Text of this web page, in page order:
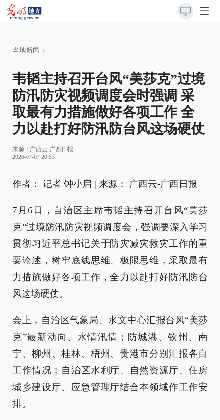
当地新闻 >
韦韬主持召开台风“美莎克”过境
防汛防灾视频调度会时强调 采
取最有力措施做好各项工作 全
力以赴打好防汛防台风这场硬仗
来源： 广西云-广西日报
2026-07-07 20:53
作者： 记者 钟小启 | 来源： 广西云-广西日报
7月6日，自治区主席韦韬主持召开台风“美莎
克”过境防汛防灾视频调度会，强调要深入学习
贯彻习近平总书记关于防灾减灾救灾工作的重
要论述，树牢底线思维、极限思维，采取最有
力措施做好各项工作，全力以赴打好防汛防台
风这场硬仗。
会上，自治区气象局、水文中心汇报台风“美莎
克”最新动向、水情汛情；防城港、钦州、南
宁、柳州、桂林、梧州、贵港市分别汇报各自
工作情况；自治区水利厅、自然资源厅、住房
城乡建设厅、应急管理厅结合本领域作工作安
排。